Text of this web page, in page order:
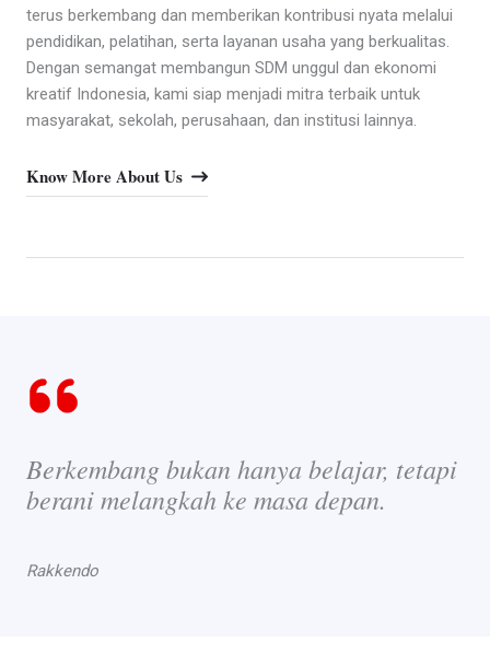
terus berkembang dan memberikan kontribusi nyata melalui
pendidikan, pelatihan, serta layanan usaha yang berkualitas.
Dengan semangat membangun SDM unggul dan ekonomi
kreatif Indonesia, kami siap menjadi mitra terbaik untuk
masyarakat, sekolah, perusahaan, dan institusi lainnya.
Know More About Us
Berkembang bukan hanya belajar, tetapi
berani melangkah ke masa depan.
Rakkendo